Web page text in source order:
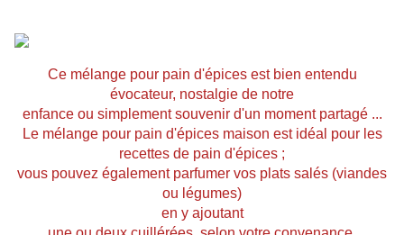
Ce mélange pour pain d'épices est bien entendu
évocateur, nostalgie de notre
enfance ou simplement souvenir d'un moment partagé ...
Le mélange pour pain d'épices maison est idéal pour les
recettes de pain d'épices ;
vous pouvez également parfumer vos plats salés (viandes
ou légumes)
en y ajoutant